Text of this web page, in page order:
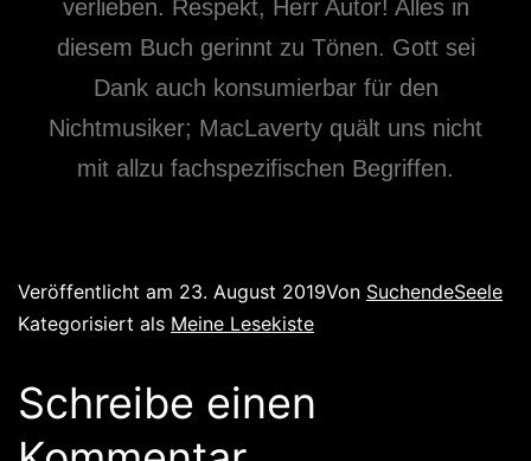
verlieben. Respekt, Herr Autor! Alles in
diesem Buch gerinnt zu Tönen. Gott sei
Dank auch konsumierbar für den
Nichtmusiker; MacLaverty quält uns nicht
mit allzu fachspezifischen Begriffen.
Veröffentlicht am 23. August 2019Von SuchendeSeele
Kategorisiert als Meine Lesekiste
Schreibe einen